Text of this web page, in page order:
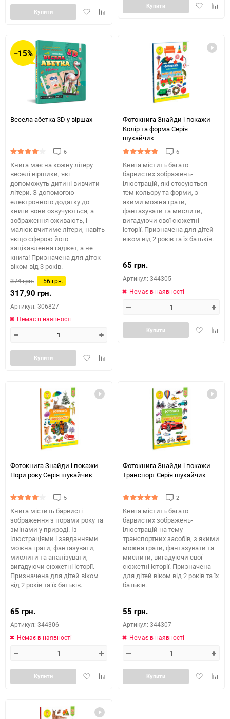
ДодатиДодайте
Купити
Додати
Купити
−15%
Весела абетка 3D у віршах
6
Книга має на кожну літеру
веселі віршики, які
допоможуть дитині вивчити
літери. З допомогою
електронного додатку до
книги вони озвучуються, а
зображення оживають, і
малюк вчитиме літери, навіть
якщо сферою його
зацікавлення гаджет, а не
книга! Призначена для діток
віком від 3 років.
374 грн.
−56 грн.
317,90 грн.
Артикул: 306827
Немає в наявності
ДодатиДодайте
порівняння
Купити
Фотокнига Знайди і покажи
Колір та форма Серія
шукайчик
6
Книга містить багато
барвистих зображень-
ілюстрацій, які стосуються
тем кольору та форми, з
якими можна грати,
фантазувати та мислити,
вигадуючи свої сюжетні
історії. Призначена для дітей
віком від 2 років та їх батьків.
65 грн.
Артикул: 344305
Немає в наявності
Додати
Купити
Фотокнига Знайди і покажи
Пори року Серія шукайчик
5
Книга містить барвисті
зображення з порами року та
змінами у природі. Із
ілюстраціями і завданнями
можна грати, фантазувати,
мислити та аналізувати,
вигадуючи сюжетні історії.
Призначена для дітей віком
від 2 років та їх батьків.
65 грн.
Артикул: 344306
Немає в наявності
ДодатиДодайте
порівняння
Купити
Фотокнига Знайди і покажи
Транспорт Серія шукайчик
2
Книга містить багато
барвистих зображень-
ілюстрацій на тему
транспортних засобів, з якими
можна грати, фантазувати та
мислити, вигадуючи свої
сюжетні історії. Призначена
для дітей віком від 2 років та їх
батьків.
55 грн.
Артикул: 344307
Немає в наявності
Додати
Купити